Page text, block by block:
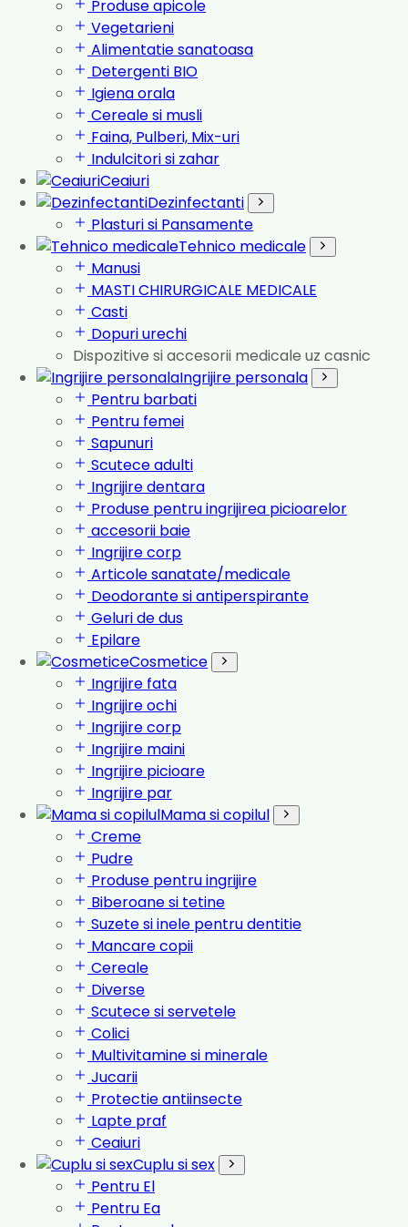
Produse apicole
Vegetarieni
Alimentatie sanatoasa
Detergenti BIO
Igiena orala
Cereale si musli
Faina, Pulberi, Mix-uri
Indulcitori si zahar
Ceaiuri
Dezinfectanti
Plasturi si Pansamente
Tehnico medicale
Manusi
MASTI CHIRURGICALE MEDICALE
Casti
Dopuri urechi
Dispozitive si accesorii medicale uz casnic
Ingrijire personala
Pentru barbati
Pentru femei
Sapunuri
Scutece adulti
Ingrijire dentara
Produse pentru ingrijirea picioarelor
accesorii baie
Ingrijire corp
Articole sanatate/medicale
Deodorante si antiperspirante
Geluri de dus
Epilare
Cosmetice
Ingrijire fata
Ingrijire ochi
Ingrijire corp
Ingrijire maini
Ingrijire picioare
Ingrijire par
Mama si copilul
Creme
Pudre
Produse pentru ingrijire
Biberoane si tetine
Suzete si inele pentru dentitie
Mancare copii
Cereale
Diverse
Scutece si servetele
Colici
Multivitamine si minerale
Jucarii
Protectie antiinsecte
Lapte praf
Ceaiuri
Cuplu si sex
Pentru El
Pentru Ea